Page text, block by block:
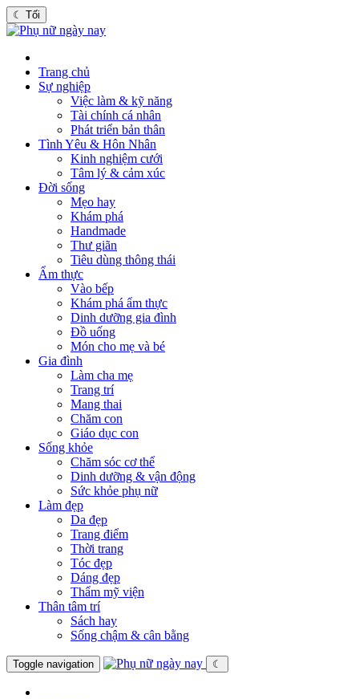
☾ Tối
Trang chủ
Sự nghiệp
Việc làm & kỹ năng
Tài chính cá nhân
Phát triển bản thân
Tình Yêu & Hôn Nhân
Kinh nghiệm cưới
Tâm lý & cảm xúc
Đời sống
Mẹo hay
Khám phá
Handmade
Thư giãn
Tiêu dùng thông thái
Ẩm thực
Vào bếp
Khám phá ẩm thực
Dinh dưỡng gia đình
Đồ uống
Món cho mẹ và bé
Gia đình
Làm cha mẹ
Trang trí
Mang thai
Chăm con
Giáo dục con
Sống khỏe
Chăm sóc cơ thể
Dinh dưỡng & vận động
Sức khỏe phụ nữ
Làm đẹp
Da đẹp
Trang điểm
Thời trang
Tóc đẹp
Dáng đẹp
Thẩm mỹ viện
Thân tâm trí
Sách hay
Sống chậm & cân bằng
Toggle navigation ☾